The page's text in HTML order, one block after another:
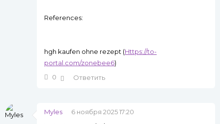
References:
hgh kaufen ohne rezept (Https://to-
portal.com/zonebee6)
0
Ответить
Myles
6 ноября 2025 17:20